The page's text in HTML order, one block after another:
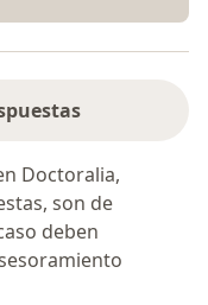
Doctoralia,
son de
deben